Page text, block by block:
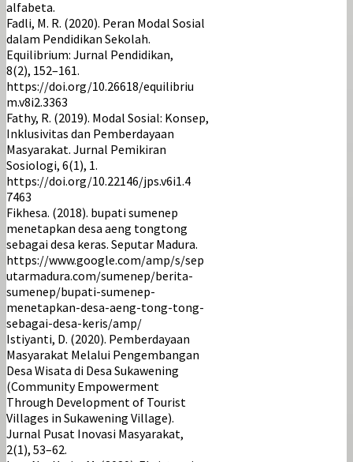
alfabeta.
Fadli, M. R. (2020). Peran Modal Sosial
dalam Pendidikan Sekolah.
Equilibrium: Jurnal Pendidikan,
8(2), 152–161.
https://doi.org/10.26618/equilibriu
m.v8i2.3363
Fathy, R. (2019). Modal Sosial: Konsep,
Inklusivitas dan Pemberdayaan
Masyarakat. Jurnal Pemikiran
Sosiologi, 6(1), 1.
https://doi.org/10.22146/jps.v6i1.4
7463
Fikhesa. (2018). bupati sumenep
menetapkan desa aeng tongtong
sebagai desa keras. Seputar Madura.
https://www.google.com/amp/s/sep
utarmadura.com/sumenep/berita-
sumenep/bupati-sumenep-
menetapkan-desa-aeng-tong-tong-
sebagai-desa-keris/amp/
Istiyanti, D. (2020). Pemberdayaan
Masyarakat Melalui Pengembangan
Desa Wisata di Desa Sukawening
(Community Empowerment
Through Development of Tourist
Villages in Sukawening Village).
Jurnal Pusat Inovasi Masyarakat,
2(1), 53–62.